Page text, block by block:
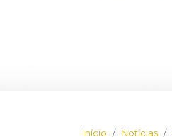
Início Notícias